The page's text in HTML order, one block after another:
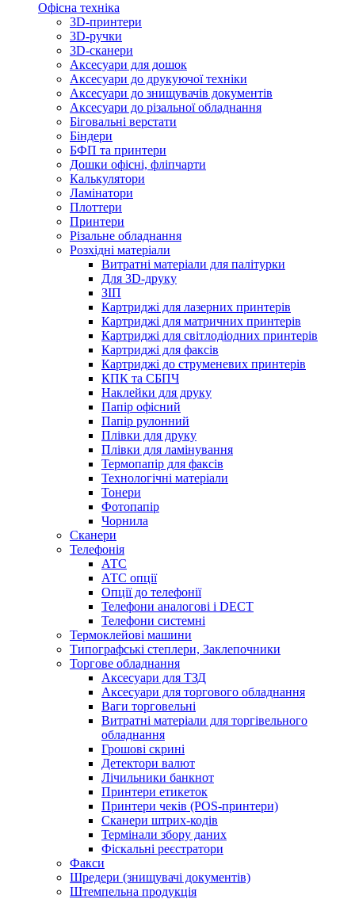
Офісна техніка
3D-принтери
3D-ручки
3D-сканери
Аксесуари для дошок
Аксесуари до друкуючої техніки
Аксесуари до знищувачів документів
Аксесуари до різальної обладнання
Біговальні верстати
Біндери
БФП та принтери
Дошки офісні, фліпчарти
Калькулятори
Ламінатори
Плоттери
Принтери
Різальне обладнання
Розхідні матеріали
Витратні матеріали для палітурки
Для 3D-друку
ЗІП
Картриджі для лазерних принтерів
Картриджі для матричних принтерів
Картриджі для світлодіодних принтерів
Картриджі для факсів
Картриджі до струменевих принтерів
КПК та СБПЧ
Наклейки для друку
Папір офісний
Папір рулонний
Плівки для друку
Плівки для ламінування
Термопапір для факсів
Технологічні матеріали
Тонери
Фотопапір
Чорнила
Сканери
Телефонія
АТС
АТС опції
Опції до телефонії
Телефони аналогові і DECT
Телефони системні
Термоклейові машини
Типографські степлери, Заклепочники
Торгове обладнання
Аксесуари для ТЗД
Аксесуари для торгового обладнання
Ваги торговельні
Витратні матеріали для торгівельного
обладнання
Грошові скрині
Детектори валют
Лічильники банкнот
Принтери етикеток
Принтери чеків (POS-принтери)
Сканери штрих-кодів
Термінали збору даних
Фіскальні реєстратори
Факси
Шредери (знищувачі документів)
Штемпельна продукція